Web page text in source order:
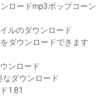
ロードmp3ポップコーン
ルのダウンロード
ダウンロードできます
ンロード
なダウンロード
1.81